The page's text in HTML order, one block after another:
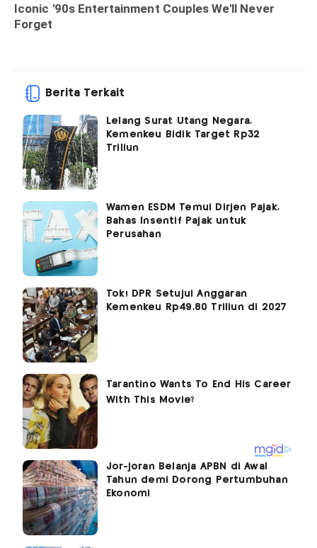
Berita Terkait
Lelang Surat Utang Negara,
Kemenkeu Bidik Target Rp32
Triliun
Wamen ESDM Temui Dirjen Pajak,
Bahas Insentif Pajak untuk
Perusahan
Tok! DPR Setujui Anggaran
Kemenkeu Rp49,80 Triliun di 2027
Jor-joran Belanja APBN di Awal
Tahun demi Dorong Pertumbuhan
Ekonomi